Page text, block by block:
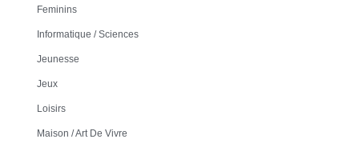
Feminins
Informatique / Sciences
Jeunesse
Jeux
Loisirs
Maison / Art De Vivre